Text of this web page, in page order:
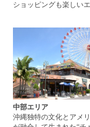
ショッピングも楽しいエ
中部エリア
沖縄独特の文化とアメ